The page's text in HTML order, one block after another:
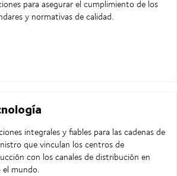
para asegurar el cumplimiento de los
y normativas de calidad.
integrales y fiables para las cadenas de
que vinculan los centros de
con los canales de distribución en
mundo.